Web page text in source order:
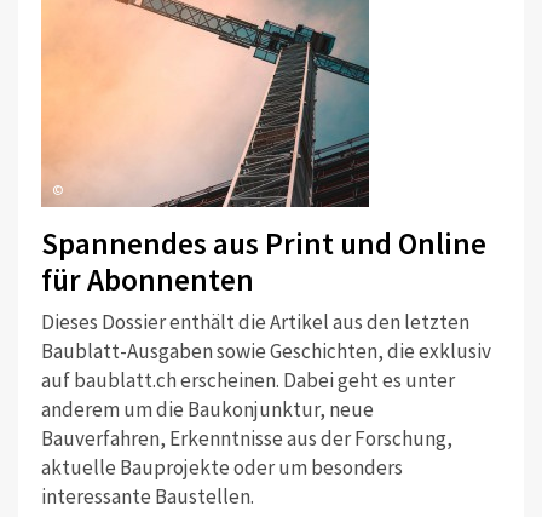
©
Spannendes aus Print und Online
für Abonnenten
Dieses Dossier enthält die Artikel aus den letzten
Baublatt-Ausgaben sowie Geschichten, die exklusiv
auf baublatt.ch erscheinen. Dabei geht es unter
anderem um die Baukonjunktur, neue
Bauverfahren, Erkenntnisse aus der Forschung,
aktuelle Bauprojekte oder um besonders
interessante Baustellen.